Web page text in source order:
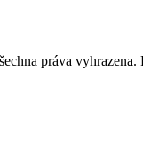
práva vyhrazena.